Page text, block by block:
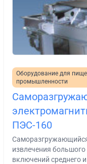
Оборудование для
промышленности
ПЭС-160
Саморазгружающийся
извлечения
включений среднего